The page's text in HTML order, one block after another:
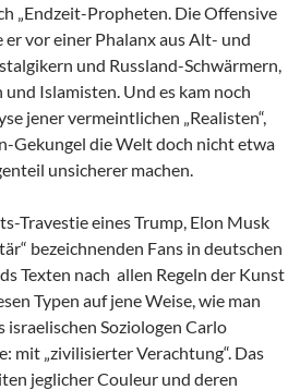
„Endzeit-Propheten. Die Offensive
vor einer Phalanx aus Alt- und
und Russland-Schwärmern,
Islamisten. Und es kam noch
jener vermeintlichen „Realisten“,
Gekungel die Welt doch nicht etwa
unsicherer machen.
Travestie eines Trump, Elon Musk
bezeichnenden Fans in deutschen
Texten nach allen Regeln der Kunst
Typen auf jene Weise, wie man
israelischen Soziologen Carlo
mit „zivilisierter Verachtung“. Das
jeglicher Couleur und deren